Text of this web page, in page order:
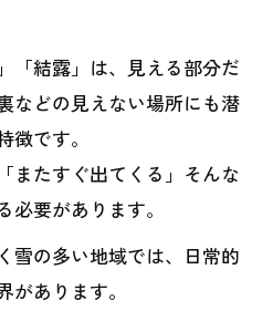
「結露」は、見える部分だ
などの見えない場所にも潜
です。
またすぐ出てくる」そんな
要があります。
雪の多い地域では、日常的
あります。